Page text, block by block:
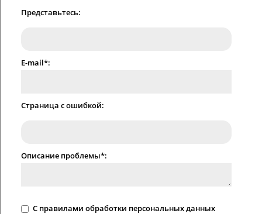
Представьтесь:
E-mail*:
Страница с ошибкой:
Описание проблемы*:
C правилами обработки персональных данных